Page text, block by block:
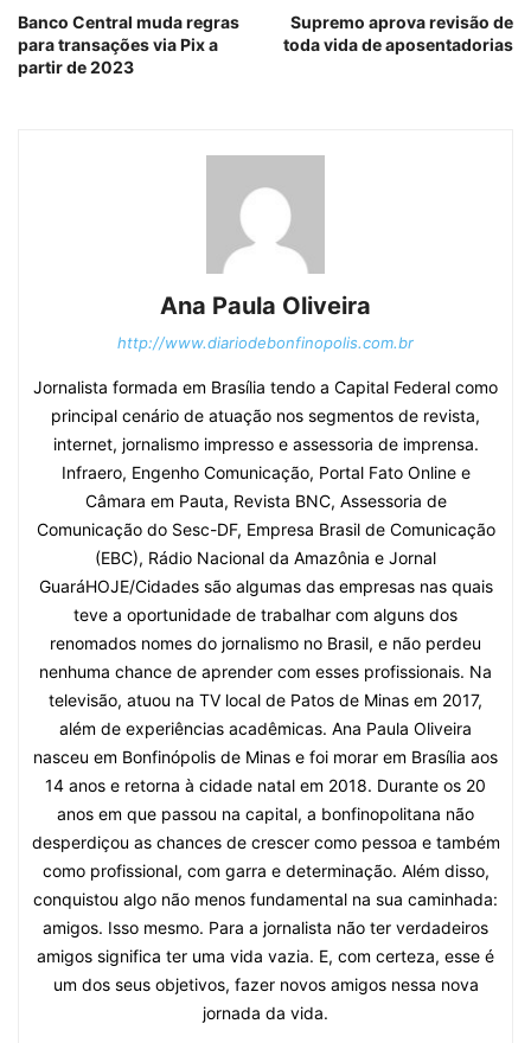
Banco Central muda regras
para transações via Pix a
partir de 2023
Supremo aprova revisão de
toda vida de aposentadorias
Ana Paula Oliveira
http://www.diariodebonfinopolis.com.br
Jornalista formada em Brasília tendo a Capital Federal como
principal cenário de atuação nos segmentos de revista,
internet, jornalismo impresso e assessoria de imprensa.
Infraero, Engenho Comunicação, Portal Fato Online e
Câmara em Pauta, Revista BNC, Assessoria de
Comunicação do Sesc-DF, Empresa Brasil de Comunicação
(EBC), Rádio Nacional da Amazônia e Jornal
GuaráHOJE/Cidades são algumas das empresas nas quais
teve a oportunidade de trabalhar com alguns dos
renomados nomes do jornalismo no Brasil, e não perdeu
nenhuma chance de aprender com esses profissionais. Na
televisão, atuou na TV local de Patos de Minas em 2017,
além de experiências acadêmicas. Ana Paula Oliveira
nasceu em Bonfinópolis de Minas e foi morar em Brasília aos
14 anos e retorna à cidade natal em 2018. Durante os 20
anos em que passou na capital, a bonfinopolitana não
desperdiçou as chances de crescer como pessoa e também
como profissional, com garra e determinação. Além disso,
conquistou algo não menos fundamental na sua caminhada:
amigos. Isso mesmo. Para a jornalista não ter verdadeiros
amigos significa ter uma vida vazia. E, com certeza, esse é
um dos seus objetivos, fazer novos amigos nessa nova
jornada da vida.